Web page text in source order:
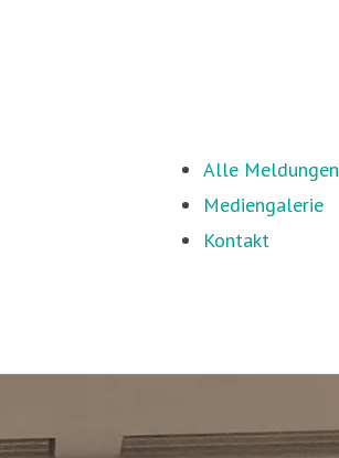
Alle Meldungen
Mediengalerie
Kontakt